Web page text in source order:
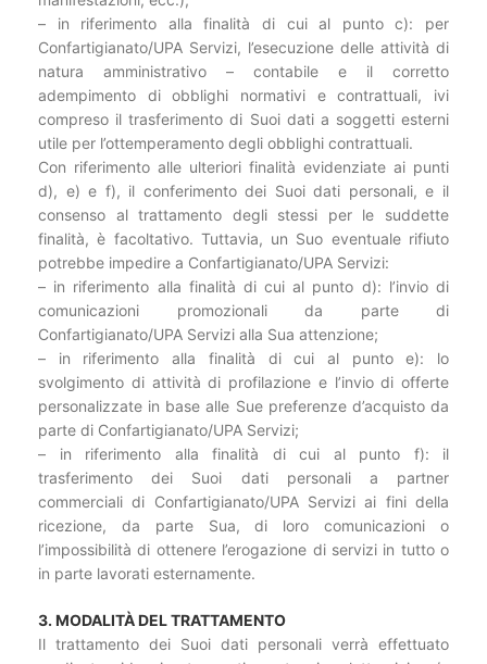
– in riferimento alla finalità di cui al punto c): per
Confartigianato/UPA Servizi, l’esecuzione delle attività di
natura amministrativo – contabile e il corretto
adempimento di obblighi normativi e contrattuali, ivi
compreso il trasferimento di Suoi dati a soggetti esterni
utile per l’ottemperamento degli obblighi contrattuali.
Con riferimento alle ulteriori finalità evidenziate ai punti
d), e) e f), il conferimento dei Suoi dati personali, e il
consenso al trattamento degli stessi per le suddette
finalità, è facoltativo. Tuttavia, un Suo eventuale rifiuto
potrebbe impedire a Confartigianato/UPA Servizi:
– in riferimento alla finalità di cui al punto d): l’invio di
comunicazioni promozionali da parte di
Confartigianato/UPA Servizi alla Sua attenzione;
– in riferimento alla finalità di cui al punto e): lo
svolgimento di attività di profilazione e l’invio di offerte
personalizzate in base alle Sue preferenze d’acquisto da
parte di Confartigianato/UPA Servizi;
– in riferimento alla finalità di cui al punto f): il
trasferimento dei Suoi dati personali a partner
commerciali di Confartigianato/UPA Servizi ai fini della
ricezione, da parte Sua, di loro comunicazioni o
l’impossibilità di ottenere l’erogazione di servizi in tutto o
in parte lavorati esternamente.
3. MODALITÀ DEL TRATTAMENTO
Il trattamento dei Suoi dati personali verrà effettuato